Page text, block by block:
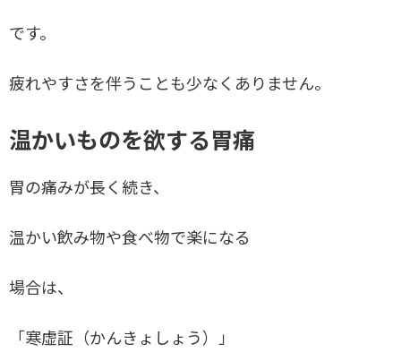
です。
疲れやすさを伴うことも少なくありません。
温かいものを欲する胃痛
胃の痛みが長く続き、
温かい飲み物や食べ物で楽になる
場合は、
「寒虚証（かんきょしょう）」